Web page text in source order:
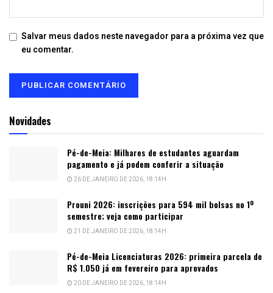
Salvar meus dados neste navegador para a próxima vez que
eu comentar.
Novidades
Pé-de-Meia: Milhares de estudantes aguardam
pagamento e já podem conferir a situação
26 DE JANEIRO DE 2026, 18:14H
Prouni 2026: inscrições para 594 mil bolsas no 1º
semestre; veja como participar
21 DE JANEIRO DE 2026, 18:14H
Pé-de-Meia Licenciaturas 2026: primeira parcela de
R$ 1.050 já em fevereiro para aprovados
20 DE JANEIRO DE 2026, 18:14H